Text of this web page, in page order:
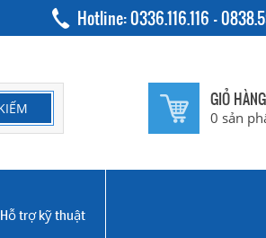
Hotline: 0336.116.116 -
GIỎ HÀNG
0 sản
Hỗ trợ kỹ thuật